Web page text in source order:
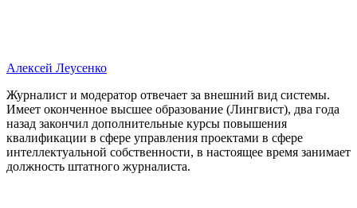
Алексей Леусенко
Журналист и модератор отвечает за внешний вид системы.
Имеет оконченное высшее образование (Лингвист), два года
назад закончил дополнительные курсы повышения
квалификации в сфере управления проектами в сфере
интеллектуальной собственности, в настоящее время занимает
должность штатного журналиста.